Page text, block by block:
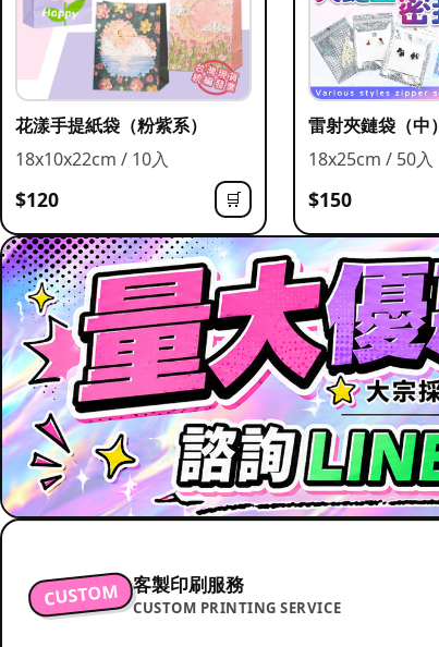
花漾手提紙袋（粉紫系）
18x10x22cm / 10入
$120 🛒
雷射夾鏈袋（中）
18x25cm / 50入
$150
CUSTOM 客製印刷服務
CUSTOM PRINTING SERVICE